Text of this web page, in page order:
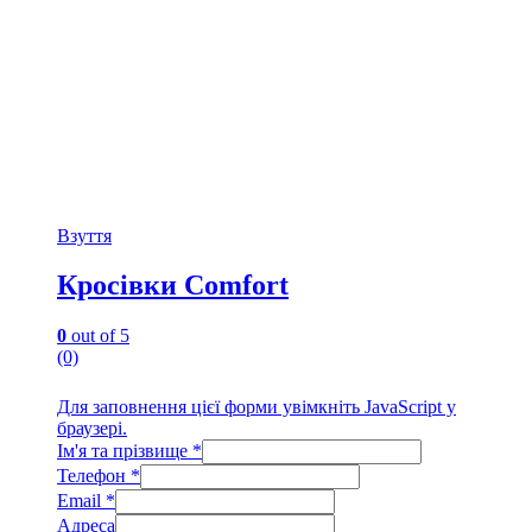
Взуття
Кросівки Comfort
0 out of 5
(0)
Для заповнення цієї форми увімкніть JavaScript у
браузері.
Ім'я та прізвище *
Телефон *
Email *
Адреса